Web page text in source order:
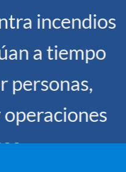
incendios
a tiempo
personas,